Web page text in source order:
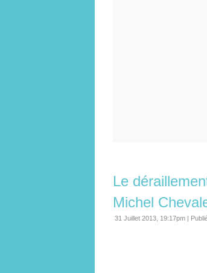
Le
Michel
31 Juillet 2013, 19:17pm |